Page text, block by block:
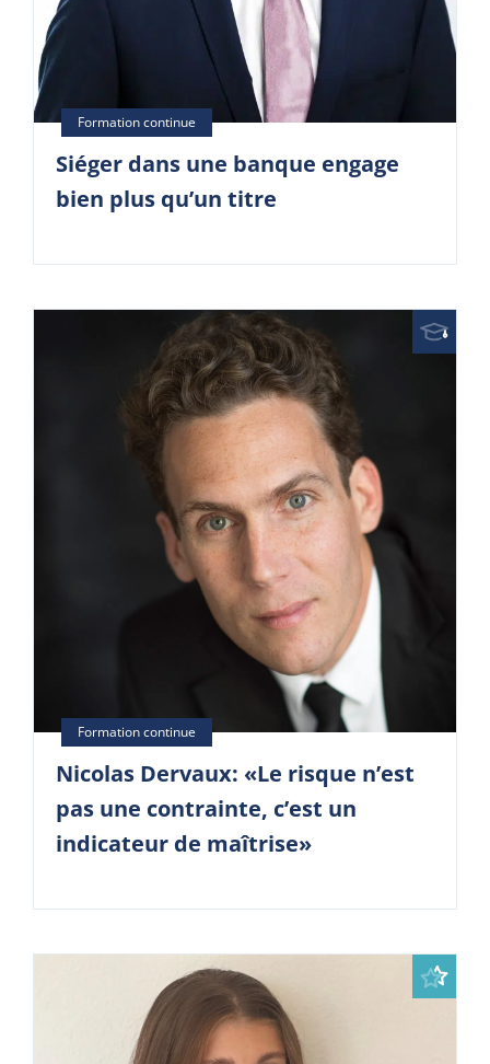
Siéger dans une banque engage
bien plus qu’un titre
Nicolas Dervaux: «Le risque n’est
pas une contrainte, c’est un
indicateur de maîtrise»